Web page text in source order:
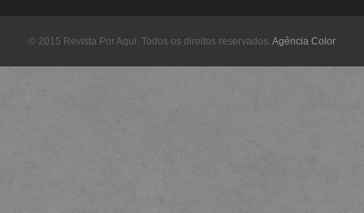
© 2015 Revista Por Aqui. Todos os direitos reservados. Agência Color